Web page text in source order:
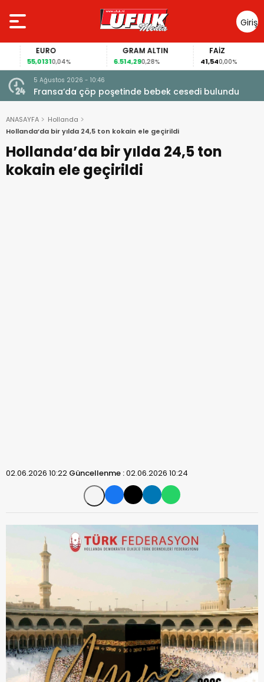
Giriş
Yap
EURO
55,01310,04%
GRAM ALTIN
6.514,290,28% 0,00%
5 Ağustos 2026 - 10:46
Fransa’da çöp poşetinde bebek cesedi bulundu
ANASAYFA
Hollanda
Hollanda’da bir yılda 24,5 ton kokain ele geçirildi
Hollanda’da bir yılda 24,5 ton
kokain ele geçirildi
02.06.2026 10:22 Güncellenme :02.06.2026 10:24